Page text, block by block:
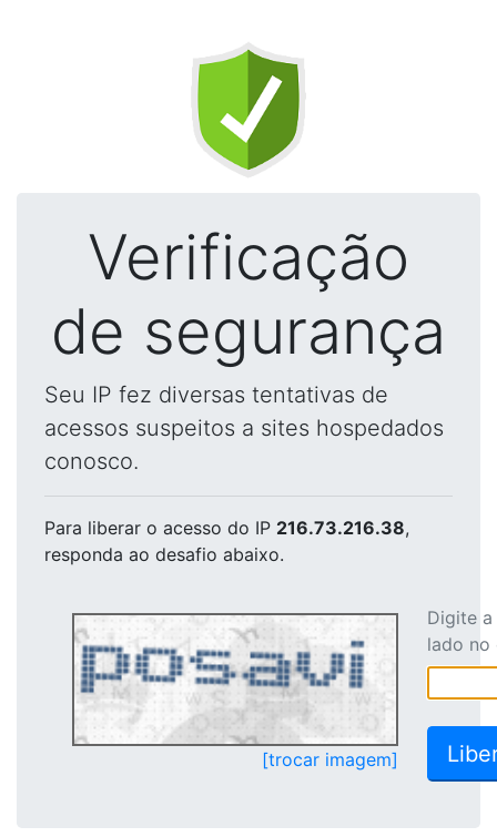
Verificação
de segurança
Seu IP fez diversas tentativas de
acessos suspeitos a sites hospedados
conosco.
Para liberar o acesso do IP 216.73.216.38,
responda ao desafio abaixo.
[trocar imagem]
Digite
lado no